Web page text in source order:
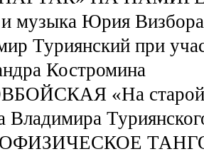
музыка Юрия Визбора
Туриянский при
Костромина
«На старой
Владимира
ТАНГО